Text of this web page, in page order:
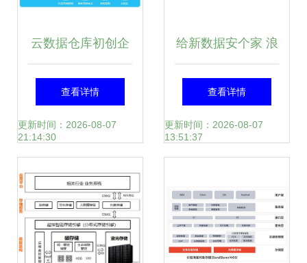
云数据仓库初创企
业Snowflake获
2000万美元B轮融
和存储服务创新
查看详情
更新时间：2026-08-07
21:14:30
给新数据安个家 浪
潮AS13000G5存储
撑起EB级弹性融合
查看详情
更新时间：2026-08-07
13:51:37